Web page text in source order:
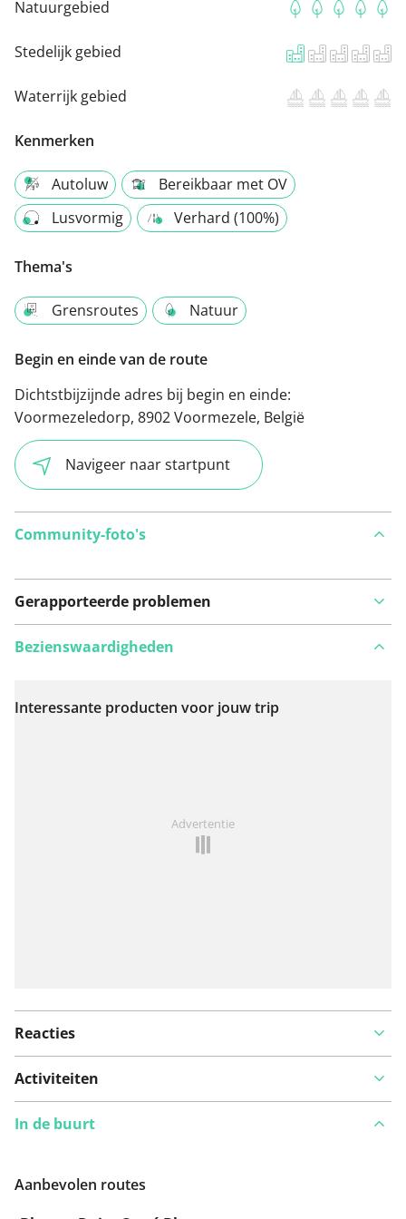
Natuurgebied
Stedelijk gebied
Waterrijk gebied
Kenmerken
Autoluw
Bereikbaar met OV
Lusvormig
Verhard (100%)
Thema's
Grensroutes Natuur
Begin en einde van de route
Dichtstbijzijnde adres bij begin en einde:
Voormezeledorp, 8902 Voormezele, België
Navigeer naar startpunt
Community-foto's
Gerapporteerde problemen
Bekijk op kaart
Bezienswaardigheden
Interessante producten voor jouw trip
Advertentie
Reacties
Activiteiten
In de buurt
Aanbevolen routes